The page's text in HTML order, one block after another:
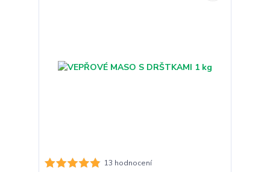
13 hodnocení